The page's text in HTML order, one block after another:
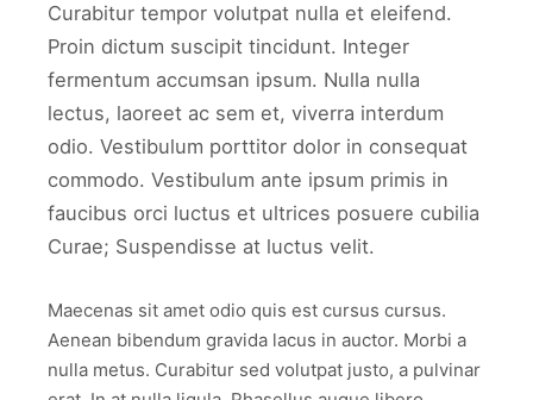
Curabitur tempor volutpat nulla et eleifend.
Proin dictum suscipit tincidunt. Integer
fermentum accumsan ipsum. Nulla nulla
lectus, laoreet ac sem et, viverra interdum
odio. Vestibulum porttitor dolor in consequat
commodo. Vestibulum ante ipsum primis in
faucibus orci luctus et ultrices posuere cubilia
Curae; Suspendisse at luctus velit.
Maecenas sit amet odio quis est cursus cursus.
Aenean bibendum gravida lacus in auctor. Morbi a
nulla metus. Curabitur sed volutpat justo, a pulvinar